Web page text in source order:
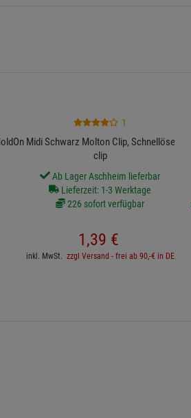
1
Midi Schwarz Molton Clip, Schnellöse,
clip
Ab Lager Aschheim lieferbar
Lieferzeit: 1-3 Werktage
226 sofort verfügbar
1,39 €
inkl. MwSt. zzgl Versand - frei ab 90,-€ in DE